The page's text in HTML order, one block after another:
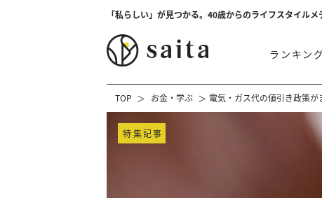
「私らしい」が見つかる。40歳からのライフスタイルメ
ランキン
TOP お金・学ぶ 電気・ガス代の値引き政策
特集記事